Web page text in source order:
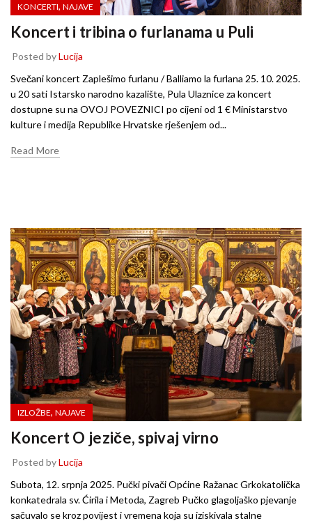
KONCERTI, NAJAVE
Koncert i tribina o furlanama u Puli
Posted byLucija
Svečani koncert Zaplešimo furlanu / Balliamo la furlana 25. 10. 2025.
u 20 sati Istarsko narodno kazalište, Pula Ulaznice za koncert
dostupne su na OVOJ POVEZNICI po cijeni od 1 € Ministarstvo
kulture i medija Republike Hrvatske rješenjem od...
Read More
IZLOŽBE, NAJAVE
Koncert O jeziče, spivaj virno
Posted byLucija
Subota, 12. srpnja 2025. Pučki pivači Općine Ražanac Grkokatolička
konkatedrala sv. Ćirila i Metoda, Zagreb Pučko glagoljaško pjevanje
sačuvalo se kroz povijest i vremena koja su iziskivala stalne